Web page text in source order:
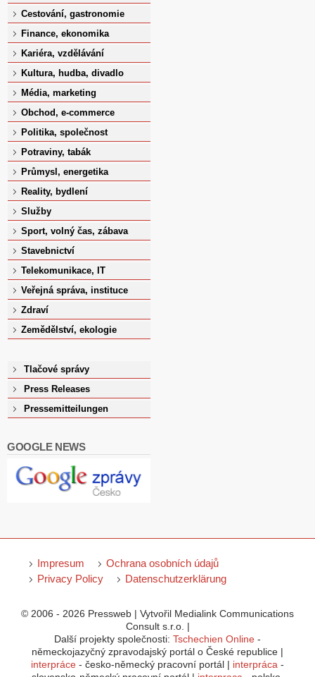
Cestování, gastronomie
Finance, ekonomika
Kariéra, vzdělávání
Kultura, hudba, divadlo
Média, marketing
Obchod, e-commerce
Politika, společnost
Potraviny, tabák
Průmysl, energetika
Reality, bydlení
Služby
Sport, volný čas, zábava
Stavebnictví
Telekomunikace, IT
Veřejná správa, instituce
Zdraví
Zemědělství, ekologie
Tlačové správy
Press Releases
Pressemitteilungen
GOOGLE NEWS
Impresum
Ochrana osobních údajů
Privacy Policy
Datenschutzerklärung
© 2006 - 2026 Pressweb | Vytvořil Medialink Communications
Consult s.r.o. |
Další projekty společnosti: Tschechien Online -
německojazyčný zpravodajský portál o České republice |
interpráce - česko-německý pracovní portál | interpráca -